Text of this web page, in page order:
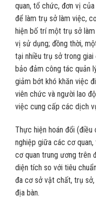
quan, tổ chức, đơn vị
để làm trụ sở làm việc,
hiện bố trí một trụ sở
vị sử dụng; đồng thời,
tại nhiều trụ sở trong giai
bảo đảm công tác quản
giảm bớt khó khăn việc
viên chức và người lao
việc cung cấp các dịch
Thực hiện hoán đổi
nghiệp giữa các cơ
cơ quan trung ương trên
diện tích so với tiêu
đa cơ sở vật chất, trụ
địa bàn.